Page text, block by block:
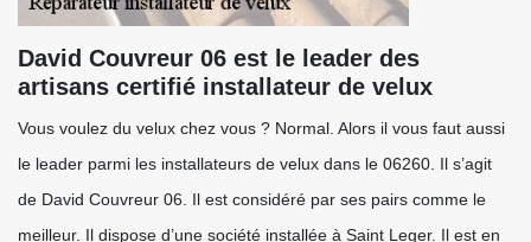
David Couvreur 06 est le leader des
artisans certifié installateur de velux
Vous voulez du velux chez vous ? Normal. Alors il vous faut aussi
le leader parmi les installateurs de velux dans le 06260. Il s’agit
de David Couvreur 06. Il est considéré par ses pairs comme le
meilleur. Il dispose d’une société installée à Saint Leger. Il est en